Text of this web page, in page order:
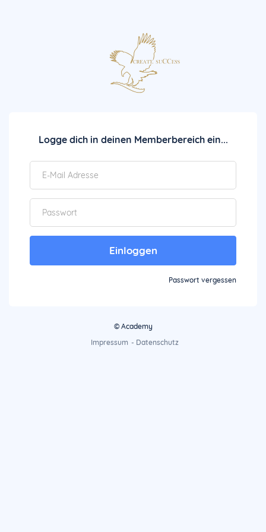
Logge dich in deinen Memberbereich ein...
Einloggen
Passwort vergessen
© Academy
Impressum - Datenschutz